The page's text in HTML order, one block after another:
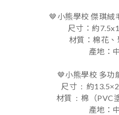
🤎小熊學校 傑琪絨
尺寸：約
材質：棉花、
產地：
🤎小熊學校 多功
尺寸 : 約
材質 : 棉（PVC
產地：